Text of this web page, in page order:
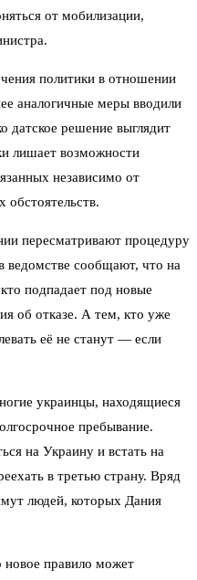
от мобилизации,
политики в отношении
аналогичные меры вводили
датское решение выглядит
лишает возможности
независимо от
обстоятельств.
пересматривают процедуру
ведомстве сообщают, что на
подпадает под новые
об отказе. А тем, кто уже
её не станут — если
украинцы, находящиеся
пребывание.
на Украину и встать на
в третью страну. Вряд
людей, которых Дания
новое правило может